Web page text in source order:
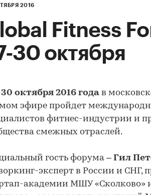
2016
Fitness
30 октября
30 октября 2016 года в
эфире пройдет
фитнес-индустрии и
смежных отраслей.
гость форума – Гил
эксперт в России и СНГ,
академии МШУ «Сколково»